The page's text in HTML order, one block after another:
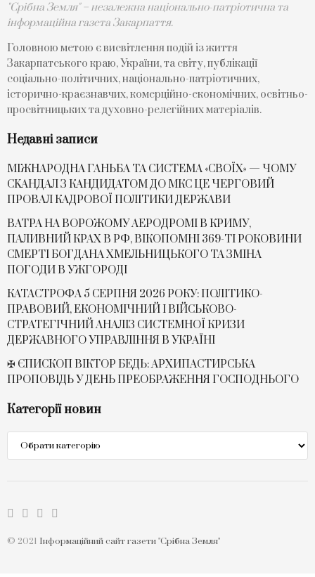
"Срібна Земля" – незалежна національно-патріотична та
інформаційна газета Закарпаття.
Головною метою є висвітлення подій із життя
Закарпатського краю, України, та світу, публікації
соціально-політичних, національно-патріотичних,
історично-краєзнавчих, комерційно-економічних, освітньо-
просвітницьких та духовно-релегійних матеріалів.
Недавні записи
МІЖНАРОДНА ГАНЬБА ТА СИСТЕМА «СВОЇХ» — ЧОМУ
СKАНДАЛ З КАНДИДАТОМ ДО МКС ЦЕ ЧЕРГОВИЙ
ПРОВАЛ КАДРОВОЇ ПОЛІТИКИ ДЕРЖАВИ
ВАТРА НА ВОРОЖОМУ АЕРОДРОМІ В КРИМУ,
ПАЛИВНИЙ КРАХ В РФ, ВІКОПОМНІ 369-ТІ РОКОВИНИ
СМЕРТІ БОГДАНА ХМЕЛЬНИЦЬКОГО ТА ЗМІНА
ПОГОДИ В УЖГОРОДІ
КАТАСТРОФА 5 СЕРПНЯ 2026 РОКУ: ПОЛІТИКО-
ПРАВОВИЙ, ЕКОНОМІЧНИЙ І ВІЙСЬКОВО-
СТРАТЕГІЧНИЙ АНАЛІЗ СИСТЕМНОЇ КРИЗИ
ДЕРЖАВНОГО УПРАВЛІННЯ В УКРАЇНІ
✠ ЄПИСКОП ВІКТОР БЕДЬ: АРХИПАСТИРСЬКА
ПРОПОВІДЬ У ДЕНЬ ПРЕОБРАЖЕННЯ ГОСПОДНЬОГО
Категорії новин
новин
© 2021 Інформаційний сайт газети "Срібна Земля"